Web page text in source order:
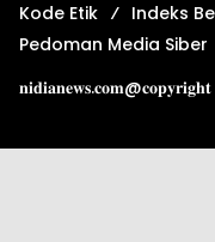
Kode Etik Indeks
Pedoman Media Siber